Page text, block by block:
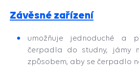
Závěsné zařízení
umožňuje jednoduché a
čerpadla do studny, jámy
způsobem, aby se čerpadlo